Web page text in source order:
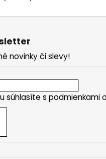
novinky či slevy!
súhlasíte s podmienkami